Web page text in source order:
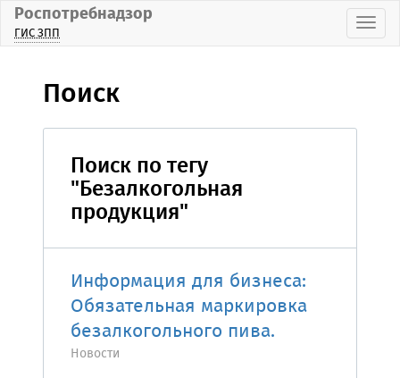
Роспотребнадзор
ГИС ЗПП
Поиск
Поиск по тегу
"Безалкогольная
продукция"
Информация для бизнеса:
Обязательная маркировка
безалкогольного пива.
Новости